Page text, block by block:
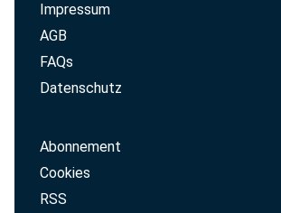
Impressum
AGB
FAQs
Datenschutz
Abonnement
Cookies
RSS